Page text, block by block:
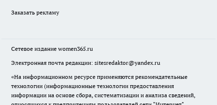
Заказать рекламу
Сетевое издание women365.ru
Электронная почта редакции: sitesredaktor@yandex.ru
«На информационном ресурсе применяются рекомендательные
технологии (информационные технологии предоставления
информации на основе сбора, систематизации и анализа сведений,